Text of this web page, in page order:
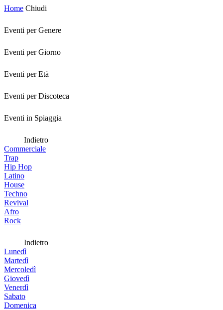
Home Chiudi
Eventi per Genere
Eventi per Giorno
Eventi per Età
Eventi per Discoteca
Eventi in Spiaggia
Indietro
Commerciale
Trap
Hip Hop
Latino
House
Techno
Revival
Afro
Rock
Indietro
Lunedì
Martedì
Mercoledì
Giovedì
Venerdì
Sabato
Domenica